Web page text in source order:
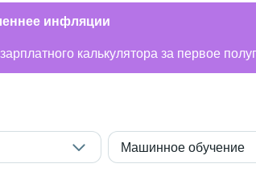
инфляции
калькулятора за первое
Машинное обучение